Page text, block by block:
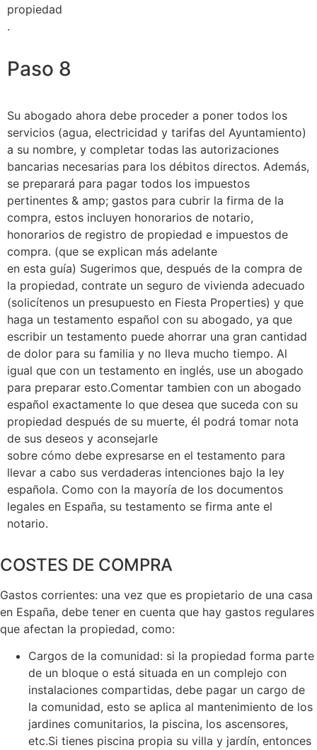
propiedad
.
Paso 8
Su abogado ahora debe proceder a poner todos los
servicios (agua, electricidad y tarifas del Ayuntamiento)
a su nombre, y completar todas las autorizaciones
bancarias necesarias para los débitos directos. Además,
se preparará para pagar todos los impuestos
pertinentes & amp; gastos para cubrir la firma de la
compra, estos incluyen honorarios de notario,
honorarios de registro de propiedad e impuestos de
compra. (que se explican más adelante
en esta guía) Sugerimos que, después de la compra de
la propiedad, contrate un seguro de vivienda adecuado
(solicítenos un presupuesto en Fiesta Properties) y que
haga un testamento español con su abogado, ya que
escribir un testamento puede ahorrar una gran cantidad
de dolor para su familia y no lleva mucho tiempo. Al
igual que con un testamento en inglés, use un abogado
para preparar esto.Comentar tambien con un abogado
español exactamente lo que desea que suceda con su
propiedad después de su muerte, él podrá tomar nota
de sus deseos y aconsejarle
sobre cómo debe expresarse en el testamento para
llevar a cabo sus verdaderas intenciones bajo la ley
española. Como con la mayoría de los documentos
legales en España, su testamento se firma ante el
notario.
COSTES DE COMPRA
Gastos corrientes: una vez que es propietario de una casa
en España, debe tener en cuenta que hay gastos regulares
que afectan la propiedad, como:
Cargos de la comunidad: si la propiedad forma parte
de un bloque o está situada en un complejo con
instalaciones compartidas, debe pagar un cargo de
la comunidad, esto se aplica al mantenimiento de los
jardines comunitarios, la piscina, los ascensores,
etc.Si tienes piscina propia su villa y jardín, entonces